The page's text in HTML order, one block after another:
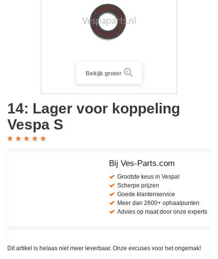
Bekijk groter
14: Lager voor koppeling
Vespa S
Bij Ves-Parts.com
Grootste keus in Vespa!
Scherpe prijzen
Goede klantenservice
Meer dan 2600+ ophaalpunten
Advies op maat door onze experts
Dit artikel is helaas niet meer leverbaar. Onze excuses voor het ongemak!